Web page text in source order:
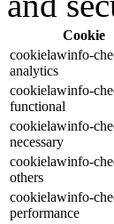
Cookie
cookielawinfo-
analytics
cookielawinfo-
functional
cookielawinfo-
necessary
cookielawinfo-
others
cookielawinfo-
performance